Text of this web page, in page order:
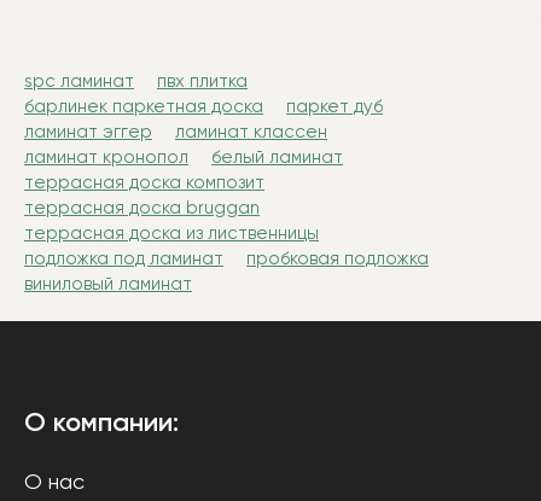
spc ламинат
пвх плитка
барлинек паркетная доска
паркет дуб
ламинат эггер
ламинат классен
ламинат кронопол
белый ламинат
террасная доска композит
террасная доска bruggan
террасная доска из лиственницы
подложка под ламинат
пробковая подложка
виниловый ламинат
О компании:
О нас